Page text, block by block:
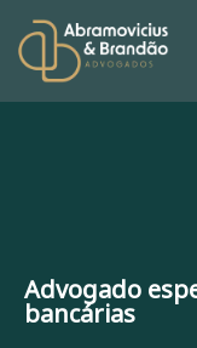
Advogado
bancárias